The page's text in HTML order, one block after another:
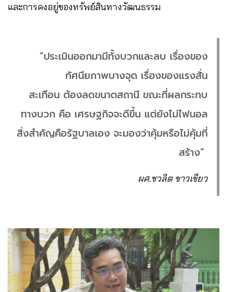
และการคงอยู่ของทรัพย์สินทางวัฒนธรรม
“ประเมินออกมามีทั้งบวกและลบ เรื่องของ
ทัศนียภาพบางจุด เรื่องของแรงสั่น
สะเทือน ต้องลดขนาดสถานี ขณะที่ผลกระทบ
ทางบวก คือ เศรษฐกิจจะดีขึ้น แต่ยังไม่ไฟนอล
สิ่งสำคัญคือรัฐบาลเอง จะมองว่าคุ้มหรือไม่คุ้มที่
สร้าง”
ผศ.ชวลิต ขาวเขียว